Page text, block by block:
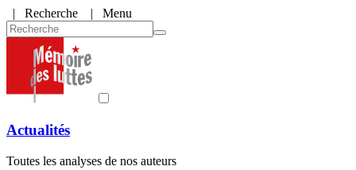
| Recherche | Menu
Actualités
Toutes les analyses de nos auteurs